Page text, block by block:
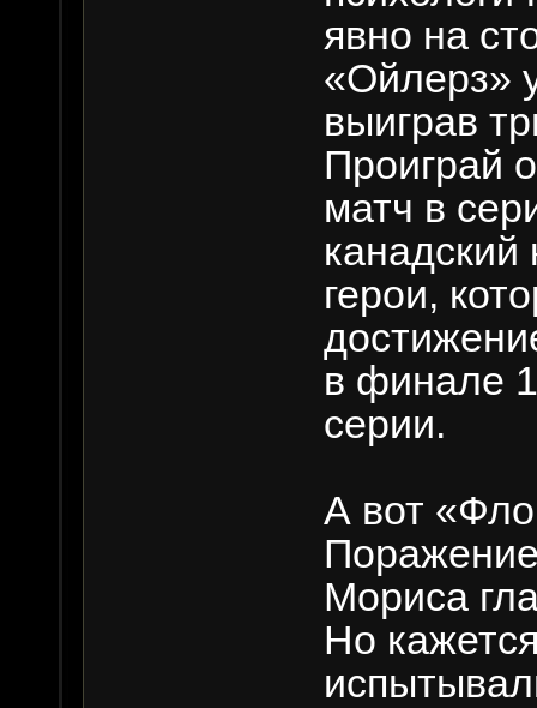
явно на
«Ойлерз»
выиграв
Проиграй
матч в
герои,
в финале
серии.
А вот
Мориса
Но